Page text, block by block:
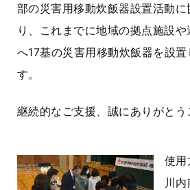
部の災害用移動炊飯器設置活動
り、これまでに地域の拠点施設
へ17基の災害用移動炊飯器を設
す。
継続的なご支援、誠にありがとう
使用
川